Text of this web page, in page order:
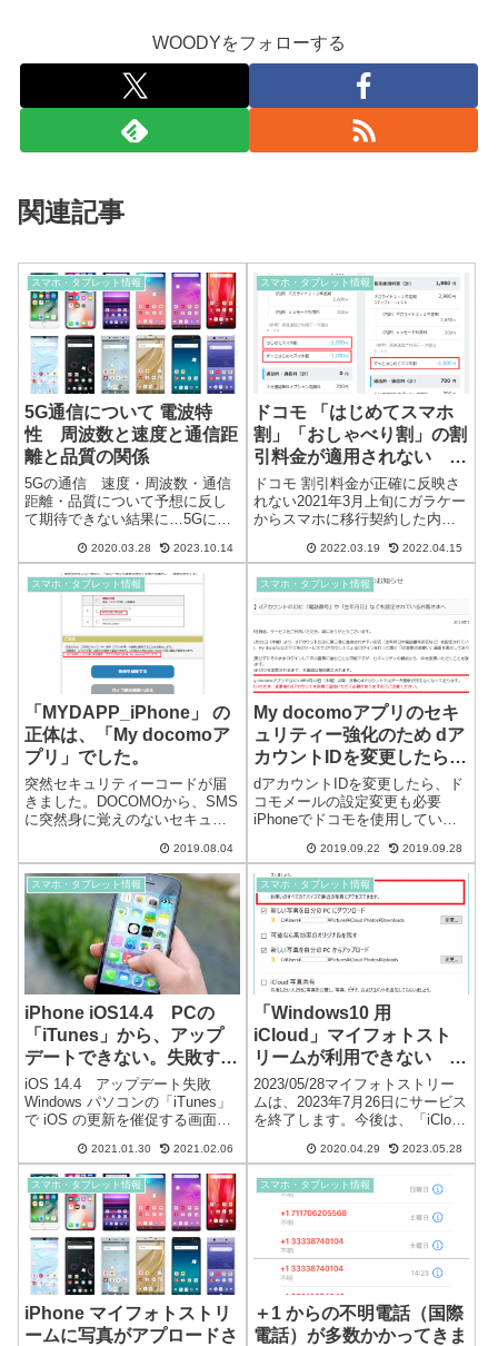
WOODYをフォローする
関連記事
スマホ・タブレット情報
5G通信について 電波特
性 周波数と速度と通信距
離と品質の関係
5Gの通信 速度・周波数・通信
距離・品質について予想に反し
て期待できない結果に…5Gに関
ているので、ここでは、電波や
周波数特性に関して記載しま
す。若いころには、アマチュア
無線でいかに遠くの人と会話を
するかを楽しん...
2020.03.28 2023.10.14
スマホ・タブレット情報
ドコモ 「はじめてスマホ
割」「おしゃべり割」の割
引料金が適用されない 不
具合
ドコモ 割引料金が正確に反映さ
れない2021年3月上旬にガラケー
からスマホに移行契約した内容
ケーからスマホへの移行を推進
り、特殊な割引（格安）になっ
ています。■はじめてスマホ割■
ずっと...
2022.03.19 2022.04.15
スマホ・タブレット情報
「MYDAPP_iPhone」 の
正体は、「My docomoア
プリ」でした。
突然セキュリティーコードが届
きました。DOCOMOから、SMS
に突然身に覚えのないセキュリ
カウントの2段階認証ログインに
使用するものです。誰かが、ロ
グインしようとしていたと思わ
れます。 dアカウント利用履
歴の...
2019.08.04
スマホ・タブレット情報
My docomoアプリのセキ
ュリティー強化のため dア
カウントIDを変更したら、
ドコモメールが使用できな
くなりました
dアカウントIDを変更したら、ド
コモメールの設定変更も必要
iPhoneでドコモを使用していま
用量などの確認ができるMy
docomoアプリが突然更新できな
くなり、原因を調べると、「dア
カウントIDに電話番号を設...
2019.09.22 2019.09.28
スマホ・タブレット情報
iPhone iOS14.4 PCの
「iTunes」から、アップ
デートできない。失敗す
る。
iOS 14.4 アップデート失敗
Windows パソコンの「iTunes」
で iOS の更新を催促する画面が
アップデートしようとしました
が、かなり実行時間が経過し、
エラー「iPhone をアッ...
2021.01.30 2021.02.06
スマホ・タブレット情報
「Windows10 用
iCloud」マイフォトスト
リームが利用できない 回
避方法
2023/05/28マイフォトストリー
ムは、2023年7月26日にサービス
を終了します。今後は、「iCloud
ます。Windows10 iCloud マイフ
なにかと、不具合の多い「Wi...
2020.04.29 2023.05.28
スマホ・タブレット情報
iPhone マイフォトストリ
ームに写真がアプロードさ
スマホ・タブレット情報
＋1 からの不明電話（国際
電話）が多数かかってきま